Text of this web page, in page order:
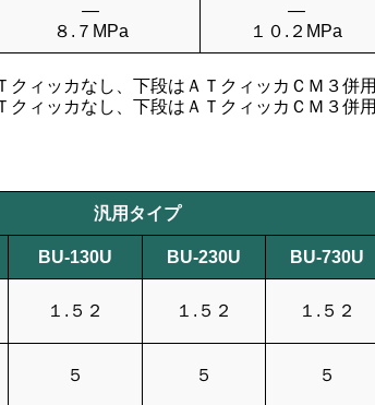
―
８.７MPa
―
１０.２MPa
カなし、下段はＡＴクィッカＣＭ３併用
クィッカなし、下段はＡＴクィッカＣＭ３併用
汎用タイプ
BU-130U BU-230U BU-730U
１.５２ １.５２ １.５２
５ ５ ５